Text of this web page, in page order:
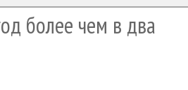
более чем в два